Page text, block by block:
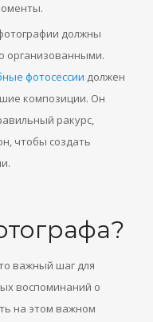
должны
организованными.
фотосессии должен
композиции. Он
ракурс,
чтобы создать
важный шаг для
воспоминаний о
на этом важном